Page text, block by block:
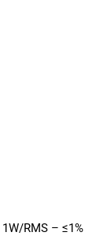
1W/RMS – ≤1%